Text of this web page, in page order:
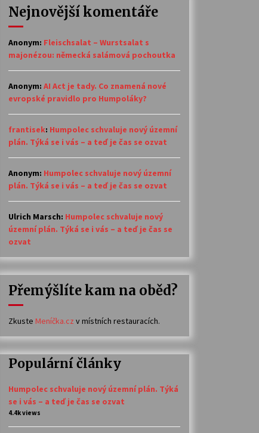
30. 6. 2026
Nejnovější komentáře
Anonym: Fleischsalat – Wurstsalat s
majonézou: německá salámová pochoutka
Anonym: AI Act je tady. Co znamená nové
evropské pravidlo pro Humpoláky?
frantisek: Humpolec schvaluje nový územní
plán. Týká se i vás – a teď je čas se ozvat
Anonym: Humpolec schvaluje nový územní
plán. Týká se i vás – a teď je čas se ozvat
Ulrich Marsch: Humpolec schvaluje nový
územní plán. Týká se i vás – a teď je čas se
ozvat
Přemýšlíte kam na oběd?
Zkuste Meníčka.cz v místních restauracích.
Populární články
Humpolec schvaluje nový územní plán. Týká
se i vás – a teď je čas se ozvat
4.4k views